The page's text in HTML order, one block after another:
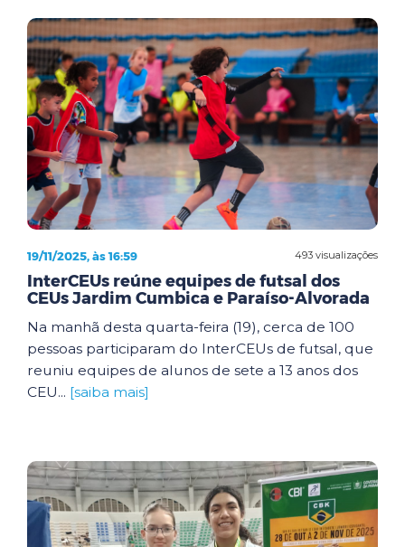
493 visualizações
19/11/2025, às 16:59
InterCEUs reúne equipes de futsal dos
CEUs Jardim Cumbica e Paraíso-Alvorada
Na manhã desta quarta-feira (19), cerca de 100
pessoas participaram do InterCEUs de futsal, que
reuniu equipes de alunos de sete a 13 anos dos
CEU... [saiba mais]